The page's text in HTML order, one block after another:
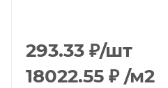
293.33 ₽/шт
18022.55 ₽ /м2